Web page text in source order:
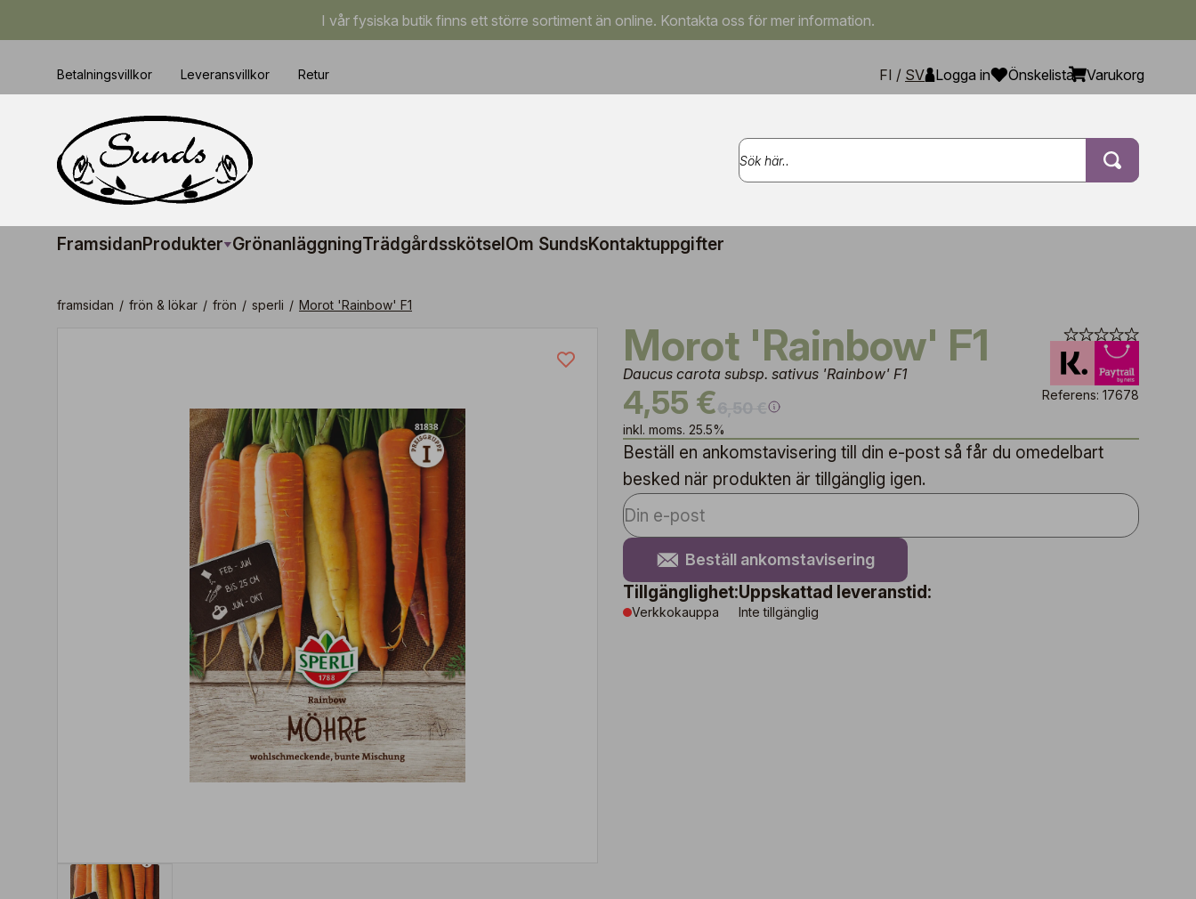
I vår fysiska butik finns ett större sortiment än online. Kontakta oss för mer information.
Betalningsvillkor Leveransvillkor Retur FI / SV Logga in Önskelista Varukorg
FramsidanProdukter GrönanläggningTrädgårdsskötsel Om SundsKontaktuppgifter
framsidan / frön & lökar / frön / sperli / Morot 'Rainbow' F1
Morot 'Rainbow' F1
Daucus carota subsp. sativus 'Rainbow' F1
4,55 €
inkl. moms. 25.5%
Referens: 17678
Beställ en ankomstavisering till din e-post så får du omedelbart
besked när produkten är tillgänglig igen.
Beställ ankomstavisering
Tillgänglighet:
Verkkokauppa
Uppskattad leveranstid:
Inte tillgänglig